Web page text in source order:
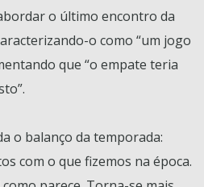
o último encontro da
o como “um jogo
que “o empate teria
o balanço da temporada:
com o que fizemos na época.